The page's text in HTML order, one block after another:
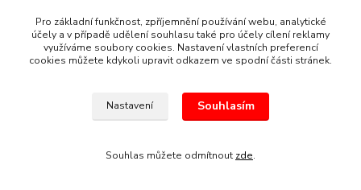
Silikonový obal na klíče OPEL Tigra A S93 (1994-
2000) (P)
Přidat do košíku
Pro základní funkčnost, zpříjemnění používání webu, analytické
účely a v případě udělení souhlasu také pro účely cílení reklamy
využíváme soubory cookies. Nastavení vlastních preferencí
cookies můžete kdykoli upravit odkazem ve spodní části stránek.
Nastavení Souhlasím
Souhlas můžete odmítnout zde.